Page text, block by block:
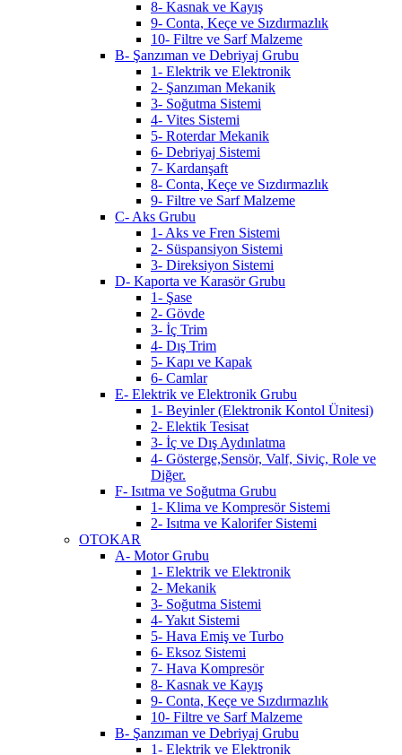
8- Kasnak ve Kayış
9- Conta, Keçe ve Sızdırmazlık
10- Filtre ve Sarf Malzeme
B- Şanzıman ve Debriyaj Grubu
1- Elektrik ve Elektronik
2- Şanzıman Mekanik
3- Soğutma Sistemi
4- Vites Sistemi
5- Roterdar Mekanik
6- Debriyaj Sistemi
7- Kardanşaft
8- Conta, Keçe ve Sızdırmazlık
9- Filtre ve Sarf Malzeme
C- Aks Grubu
1- Aks ve Fren Sistemi
2- Süspansiyon Sistemi
3- Direksiyon Sistemi
D- Kaporta ve Karasör Grubu
1- Şase
2- Gövde
3- İç Trim
4- Dış Trim
5- Kapı ve Kapak
6- Camlar
E- Elektrik ve Elektronik Grubu
1- Beyinler (Elektronik Kontol Ünitesi)
2- Elektik Tesisat
3- İç ve Dış Aydınlatma
4- Gösterge,Sensör, Valf, Siviç, Role ve
Diğer.
F- Isıtma ve Soğutma Grubu
1- Klima ve Kompresör Sistemi
2- Isıtma ve Kalorifer Sistemi
OTOKAR
A- Motor Grubu
1- Elektrik ve Elektronik
2- Mekanik
3- Soğutma Sistemi
4- Yakıt Sistemi
5- Hava Emiş ve Turbo
6- Eksoz Sistemi
7- Hava Kompresör
8- Kasnak ve Kayış
9- Conta, Keçe ve Sızdırmazlık
10- Filtre ve Sarf Malzeme
B- Şanzıman ve Debriyaj Grubu
1- Elektrik ve Elektronik